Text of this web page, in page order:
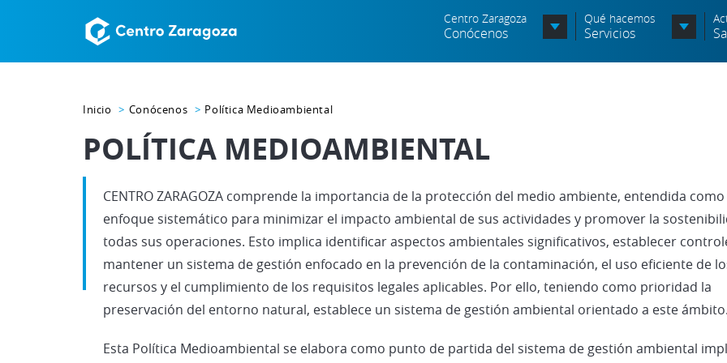
Centro Zaragoza
Conócenos
Entidades Asociadas
información
Política de seguridad vial
Política medioambiental
Qué hacemos
Servicios
Inicio Conócenos Política Medioambiental
POLÍTICA MEDIOAMBIENTAL
CENTRO ZARAGOZA comprende la importancia de la protección del medio ambiente, entendida
enfoque sistemático para minimizar el impacto ambiental de sus actividades y promover la
todas sus operaciones. Esto implica identificar aspectos ambientales significativos, establecer
mantener un sistema de gestión enfocado en la prevención de la contaminación, el uso eficiente de
recursos y el cumplimiento de los requisitos legales aplicables. Por ello, teniendo como prioridad la
preservación del entorno natural, establece un sistema de gestión ambiental orientado a este ámbito.
Esta Política Medioambiental se elabora como punto de partida del sistema de gestión ambiental